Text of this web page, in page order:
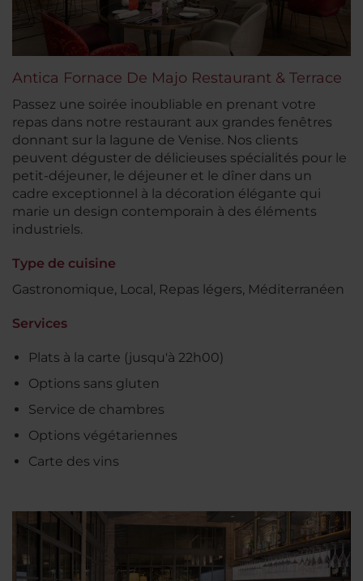
Antica Fornace De Majo Restaurant & Terrace
Passez une soirée inoubliable en prenant votre
repas dans notre restaurant aux grandes fenêtres
donnant sur la lagune de Venise. Nos clients
peuvent déguster de délicieuses spécialités pour le
petit-déjeuner, le déjeuner et le dîner dans un
cadre exceptionnel à la décoration élégante qui
marie un design contemporain à des éléments
industriels.
Type de cuisine
Gastronomique, Local, Repas légers, Méditerranéen
Services
Plats à la carte (jusqu'à 22h00)
Options sans gluten
Service de chambres
Options végétariennes
Carte des vins